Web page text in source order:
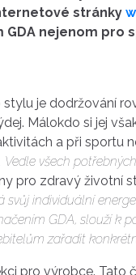
stránky
GDA nejenom
je dodržování
Málokdo si jej
a při sportu
. Vedle všech
pro zdravý životní
svůj individuální
GDA, slouží k
zařadit
pro výrobce.